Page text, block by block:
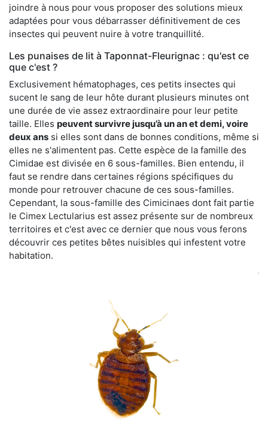
joindre à nous pour vous proposer des solutions mieux
adaptées pour vous débarrasser définitivement de ces
insectes qui peuvent nuire à votre tranquillité.
Les punaises de lit à Taponnat-Fleurignac : qu'est ce
que c'est ?
Exclusivement hématophages, ces petits insectes qui
sucent le sang de leur hôte durant plusieurs minutes ont
une durée de vie assez extraordinaire pour leur petite
taille. Elles peuvent survivre jusqu’à un an et demi, voire
deux ans si elles sont dans de bonnes conditions, même si
elles ne s'alimentent pas. Cette espèce de la famille des
Cimidae est divisée en 6 sous-familles. Bien entendu, il
faut se rendre dans certaines régions spécifiques du
monde pour retrouver chacune de ces sous-familles.
Cependant, la sous-famille des Cimicinaes dont fait partie
le Cimex Lectularius est assez présente sur de nombreux
territoires et c'est avec ce dernier que nous vous ferons
découvrir ces petites bêtes nuisibles qui infestent votre
habitation.